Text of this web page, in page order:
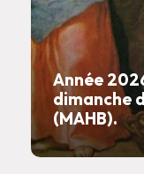
Année
dimanche
(MAHB).